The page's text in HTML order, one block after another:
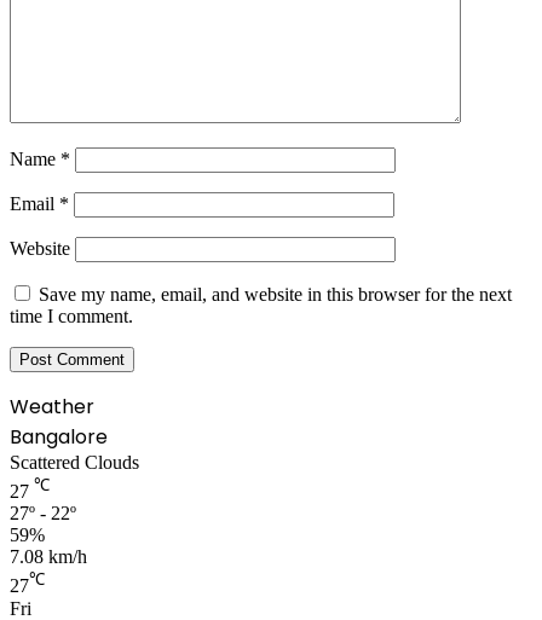
Name *
Email *
Website
Save my name, email, and website in this browser for the next
time I comment.
Weather
Bangalore
Scattered Clouds
27 ℃
27º - 22º
59%
7.08 km/h
27℃
Fri